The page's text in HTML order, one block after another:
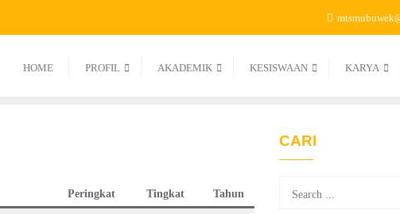
HOME PROFIL AKADEMIK KESISWAAN KARYA
Peringkat Tingkat Tahun
CARI